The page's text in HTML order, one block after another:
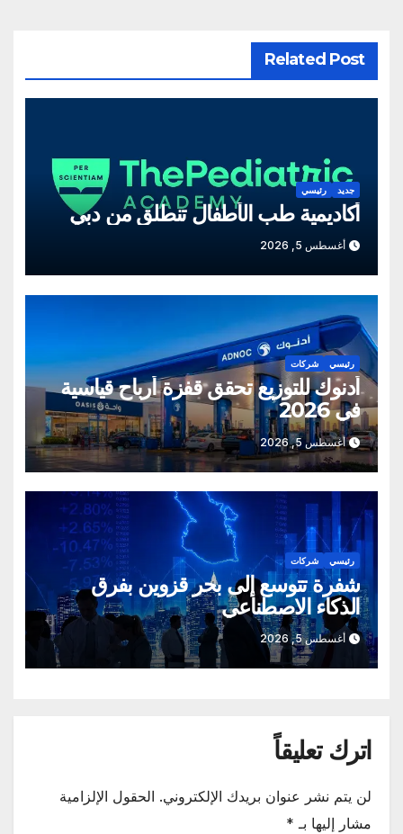
Related Post
جديد رئيسي
أكاديمية طب الأطفال تنطلق من دبي
أغسطس 5, 2026
رئيسي شركات
أدنوك للتوزيع تحقق قفزة أرباح قياسية
في 2026
أغسطس 5, 2026
رئيسي شركات
شفرة تتوسع إلى بحر قزوين بفرق
الذكاء الاصطناعي
أغسطس 5, 2026
اترك تعليقاً
لن يتم نشر عنوان بريدك الإلكتروني. الحقول الإلزامية
مشار إليها بـ *